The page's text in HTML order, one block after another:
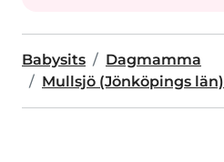
Babysits
Dagmamma
Mullsjö (Jönköpings län)